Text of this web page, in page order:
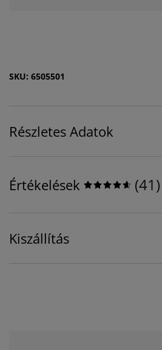
SKU: 6505501
Részletes Adatok
Értékelések (41)
Kiszállítás